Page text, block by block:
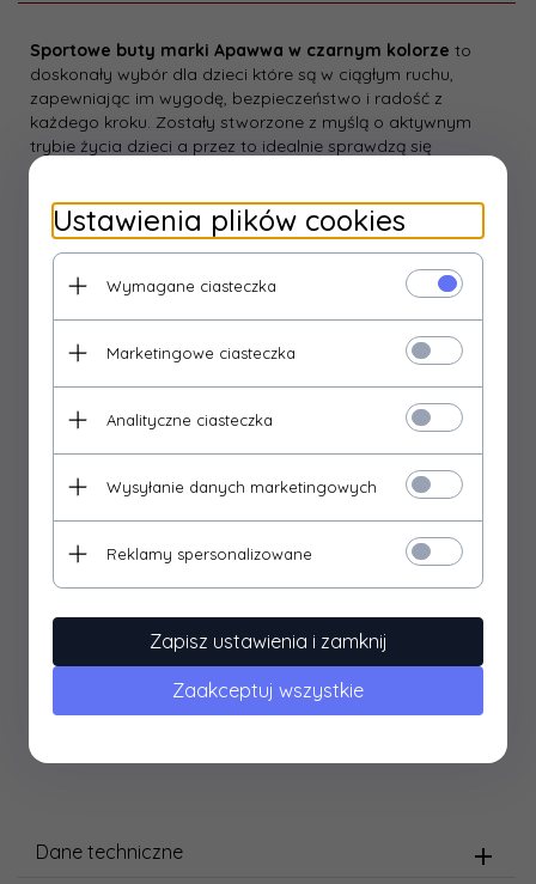
Sportowe buty marki Apawwa w czarnym kolorze to
doskonały wybór dla dzieci które są w ciągłym ruchu,
zapewniając im wygodę, bezpieczeństwo i radość z
każdego kroku. Zostały stworzone z myślą o aktywnym
trybie życia dzieci a przez to idealnie sprawdzą się
zarówno w szkole jak i podczas spacerów na świeżym
Cholewka wykonana z przewiewnej siateczki i miękkiego
materiału syntetycznego zapewnia odpowiednią cyrkulację
powietrza i chroni stopę przed otarciami. Piankowa
Szeroki rzep sprawia, że dziecko może samodzielnie
klasycznych sznurówek dodatkowo ułatwiają dopasowanie
Stylowy, nowoczesny wygląd będzie doskonale
ROZMIAR 28 - 17,90 cm
ROZMIAR 29 - 18,50 cm
ROZMIAR 31 - 19,50 cm
ROZMIAR 32 - 20,10 cm
Dane techniczne
Ustawienia plików cookies
Wymagane ciasteczka
Marketingowe ciasteczka
Analityczne ciasteczka
Wysyłanie danych marketingowych
Reklamy spersonalizowane
Zapisz ustawienia i zamknij
Zaakceptuj wszystkie